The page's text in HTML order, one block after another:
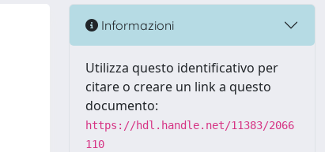
Informazioni
Utilizza questo identificativo per
citare o creare un link a questo
documento:
https://hdl.handle.net/11383/2066
110